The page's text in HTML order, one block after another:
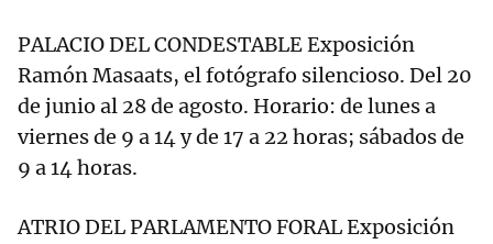
PALACIO DEL CONDESTABLE Exposición
Ramón Masaats, el fotógrafo silencioso. Del 20
de junio al 28 de agosto. Horario: de lunes a
viernes de 9 a 14 y de 17 a 22 horas; sábados de
9 a 14 horas.
ATRIO DEL PARLAMENTO FORAL Exposición